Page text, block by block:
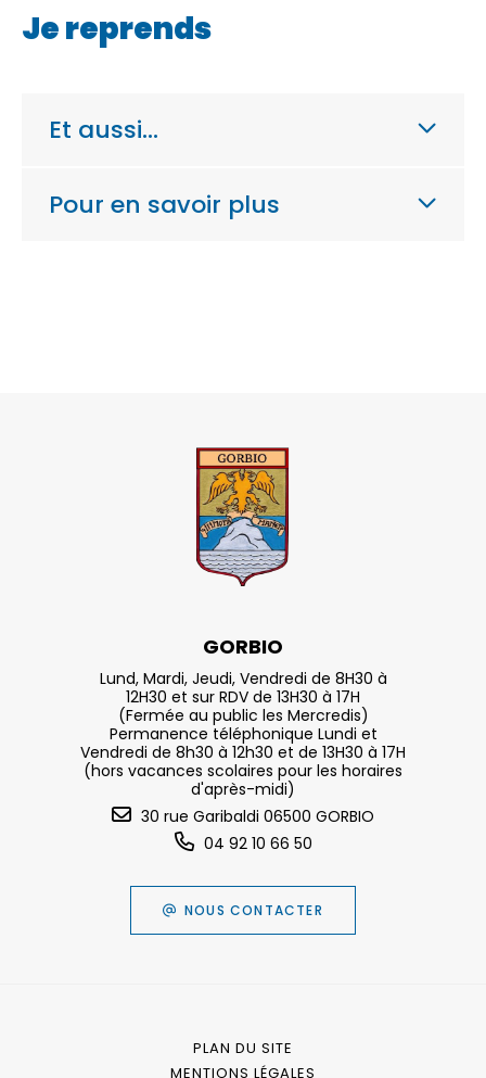
Je reprends
Et aussi…
Pour en savoir plus
GORBIO
Lund, Mardi, Jeudi, Vendredi de 8H30 à
12H30 et sur RDV de 13H30 à 17H
(Fermée au public les Mercredis)
Permanence téléphonique Lundi et
Vendredi de 8h30 à 12h30 et de 13H30 à 17H
(hors vacances scolaires pour les horaires
d'après-midi)
30 rue Garibaldi 06500 GORBIO
04 92 10 66 50
NOUS CONTACTER
PLAN DU SITE
MENTIONS LÉGALES